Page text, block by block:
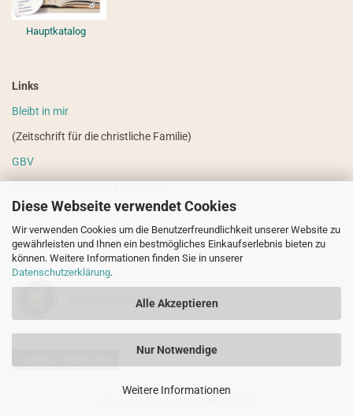
Diese Webseite verwendet Cookies
Wir verwenden Cookies um die Benutzerfreundlichkeit unserer Website zu
gewährleisten und Ihnen ein bestmögliches Einkaufserlebnis bieten zu
können. Weitere Informationen finden Sie in unserer
Datenschutzerklärung.
Alle Akzeptieren
Nur Notwendige
Weitere Informationen
Hauptkatalog
Links
Bleibt in mir
(Zeitschrift für die christliche Familie)
GBV
VdHS
(weitere evangelistische Literatur)
Sicher einkaufen!